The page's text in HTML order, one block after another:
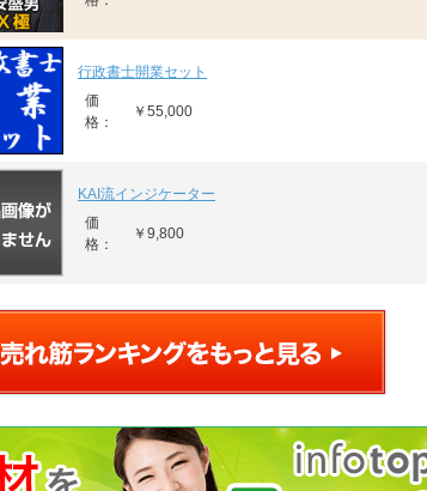
行政書士開業セット
価
格：
￥55,000
KAI流インジケーター
価
格：
￥9,800